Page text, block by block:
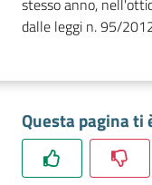
Servizi
online
stesso anno,
dalle leggi n. 95/
Questa pagina ti